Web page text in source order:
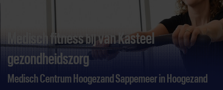
Medisch fitnessbijvan Kasteel
gezondheidszorg
Medisch Centrum Hoogezand Sappemeer in Hoogezand